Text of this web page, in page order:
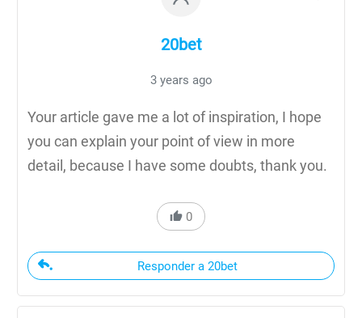
20bet
3 years ago
Your article gave me a lot of inspiration, I hope
you can explain your point of view in more
detail, because I have some doubts, thank you.
0
Responder a 20bet